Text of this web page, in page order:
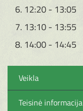
6. 12:20 - 13:05
7. 13:10 - 13:55
8. 14:00 - 14:45
Veikla
Teisinė informacija